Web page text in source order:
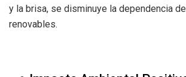
y la brisa, se disminuye la dependencia
renovables.